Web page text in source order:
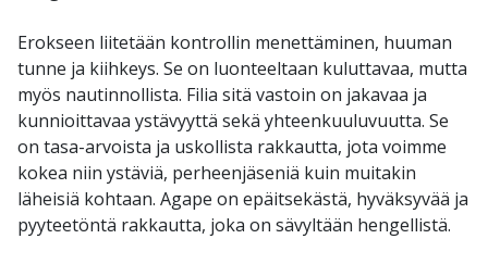
Erokseen liitetään kontrollin menettäminen, huuman
tunne ja kiihkeys. Se on luonteeltaan kuluttavaa, mutta
myös nautinnollista. Filia sitä vastoin on jakavaa ja
kunnioittavaa ystävyyttä sekä yhteenkuuluvuutta. Se
on tasa-arvoista ja uskollista rakkautta, jota voimme
kokea niin ystäviä, perheenjäseniä kuin muitakin
läheisiä kohtaan. Agape on epäitsekästä, hyväksyvää ja
pyyteetöntä rakkautta, joka on sävyltään hengellistä.